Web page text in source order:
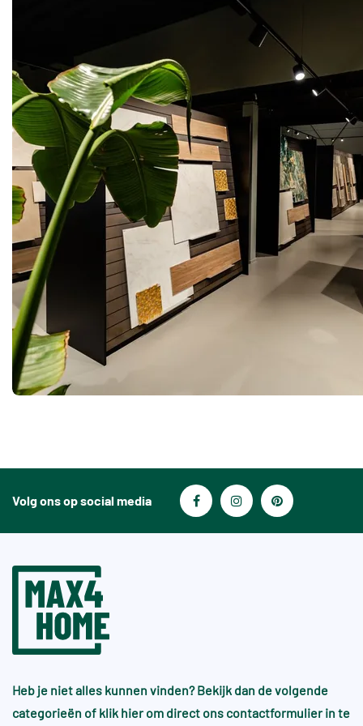
Volg ons op social media
Heb je niet alles kunnen vinden? Bekijk dan de volgende
categorieën of klik hier om direct ons contactformulier in te